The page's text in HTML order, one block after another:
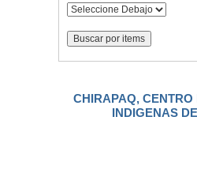
CHIRAPAQ, CENTRO
INDIGENAS